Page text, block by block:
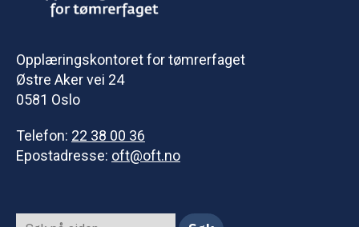
Opplæringskontoret for tømrerfaget
Østre Aker vei 24
0581 Oslo
Telefon: 22 38 00 36
Epostadresse: oft@oft.no